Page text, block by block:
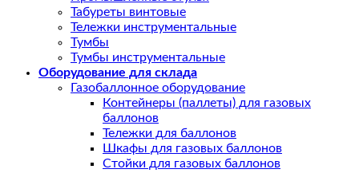
Табуреты винтовые
Тележки инструментальные
Тумбы
Тумбы инструментальные
Оборудование для склада
Газобаллонное оборудование
Контейнеры (паллеты) для газовых
баллонов
Тележки для баллонов
Шкафы для газовых баллонов
Стойки для газовых баллонов